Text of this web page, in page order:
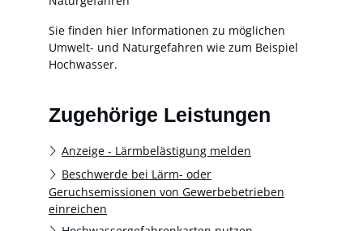
Sie finden hier Informationen zu möglichen
Umwelt- und Naturgefahren wie zum Beispiel
Hochwasser.
Zugehörige Leistungen
Anzeige - Lärmbelästigung melden
Beschwerde bei Lärm- oder
Geruchsemissionen von Gewerbebetrieben
einreichen